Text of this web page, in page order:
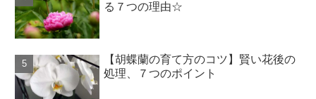
る７つの理由☆
【胡蝶蘭の育て方のコツ】賢い花後の
処理、７つのポイント